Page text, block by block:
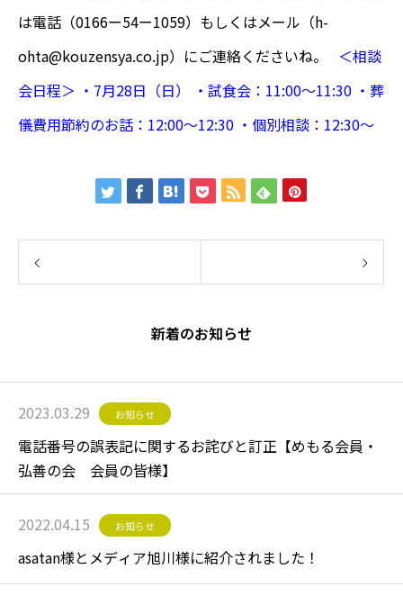
は電話（0166ー54ー1059）もしくはメール（h-
ohta@kouzensya.co.jp）にご連絡くださいね。 ＜相談
会日程＞ ・7月28日（日） ・試食会：11:00～11:30 ・葬
儀費用節約のお話：12:00～12:30 ・個別相談：12:30～
新着のお知らせ
2023.03.29 お知らせ
電話番号の誤表記に関するお詫びと訂正【めもる会員・
弘善の会 会員の皆様】
2022.04.15 お知らせ
asatan様とメディア旭川様に紹介されました！